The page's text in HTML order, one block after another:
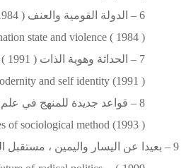
6 – الدولة القومية والعنف ( 1984 )
state and violence ( 1984 )
7 – الحداثة وهوية الذات ( 1991 )
and self identity (1991 )
8 – قواعد جديدة للمنهج في علم الاجتماع (1993 )
of sociological method (1993 )
9 – بعيدا عن اليسار واليمين ، مستقبل السياسات الراديكالية (1994)